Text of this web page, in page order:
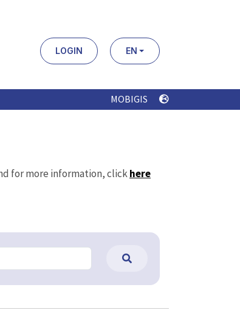
LOGIN EN
MOBIGIS
for more information, clickhere